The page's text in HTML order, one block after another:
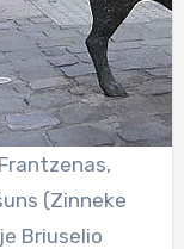
(Zinneke
Briuselio